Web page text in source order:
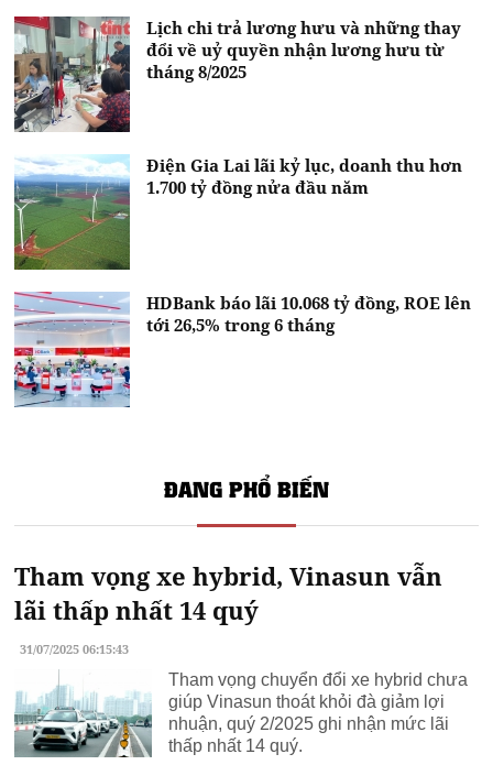
Lịch chi trả lương hưu và những thay
đổi về uỷ quyền nhận lương hưu từ
tháng 8/2025
Điện Gia Lai lãi kỷ lục, doanh thu hơn
1.700 tỷ đồng nửa đầu năm
HDBank báo lãi 10.068 tỷ đồng, ROE lên
tới 26,5% trong 6 tháng
ĐANG PHỔ BIẾN
Tham vọng xe hybrid, Vinasun vẫn
lãi thấp nhất 14 quý
31/07/2025 06:15:43
Tham vọng chuyển đổi xe hybrid chưa
giúp Vinasun thoát khỏi đà giảm lợi
nhuận, quý 2/2025 ghi nhận mức lãi
thấp nhất 14 quý.